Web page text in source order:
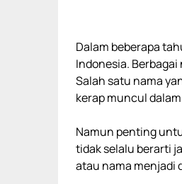
Dalam beberapa
Indonesia.
Salah satu nama
kerap muncul
Namun penting
tidak selalu berarti
atau nama menjadi